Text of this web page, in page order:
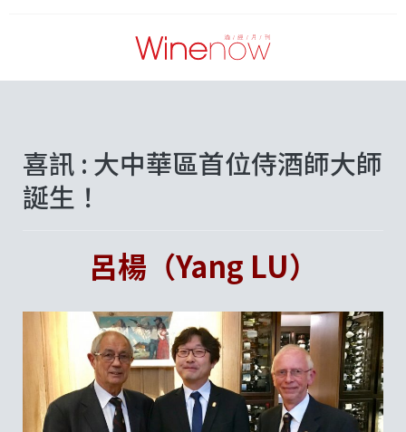
喜訊 : 大中華區首位侍酒師大師
誕生！
呂楊（Yang LU）